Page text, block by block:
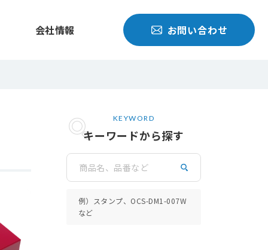
会社情報 お問い合わせ
キーワードから探す
KEYWORD
検索
例）スタンプ、OCS-DM1-007W
など